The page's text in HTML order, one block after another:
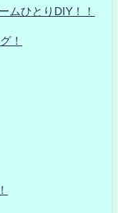
ムひとりDIY！！
！